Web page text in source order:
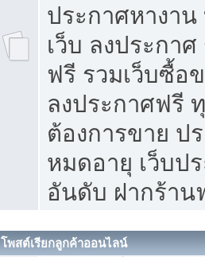
ประกาศหางา
เว็บ ลงประกา
ฟรี รวมเว็บซื้อ
ลงประกาศฟรี
ต้องการขาย ป
หมดอายุ เว็บป
อันดับ ฝากร้าน
โพสต์เรียกลูกค้าออนไลน์